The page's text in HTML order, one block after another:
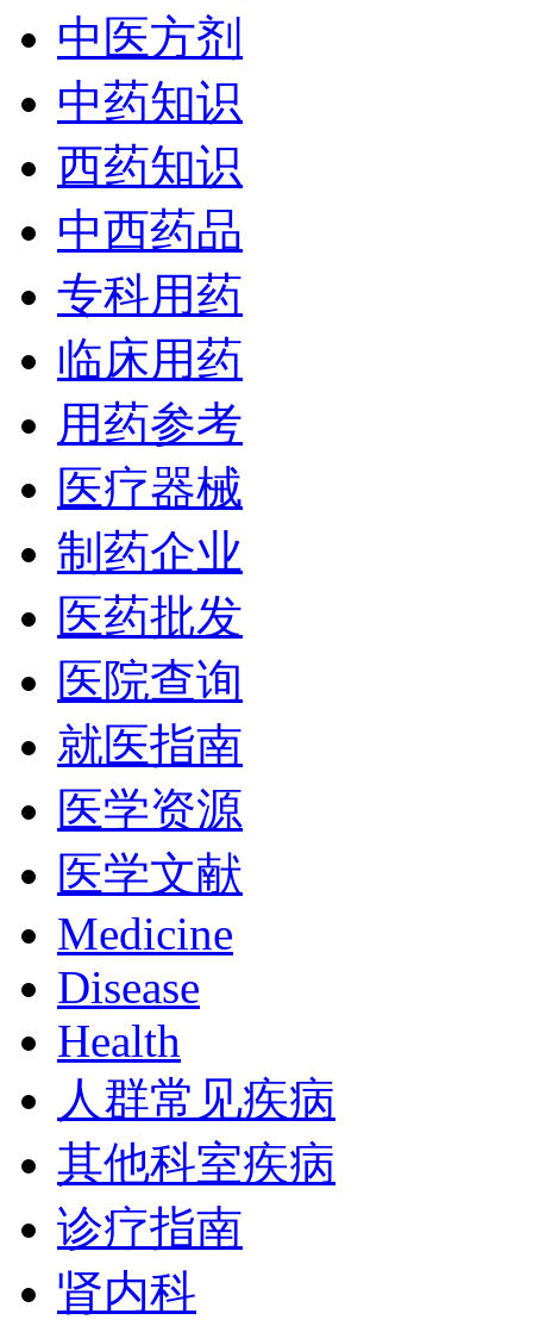
中医方剂
中药知识
西药知识
中西药品
专科用药
临床用药
用药参考
医疗器械
制药企业
医药批发
医院查询
就医指南
医学资源
医学文献
Medicine
Disease
Health
人群常见疾病
其他科室疾病
诊疗指南
肾内科